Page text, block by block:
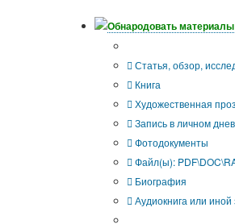
Обнародовать материалы
Статья, обзор,
Книга
Художественная
Запись в личном
Фотодокументы
Файл(ы):
Биография
Аудиокнига или